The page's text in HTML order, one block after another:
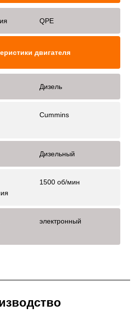
QPE
двигателя
Дизель
Cummins
Дизельный
1500 об/мин
электронный